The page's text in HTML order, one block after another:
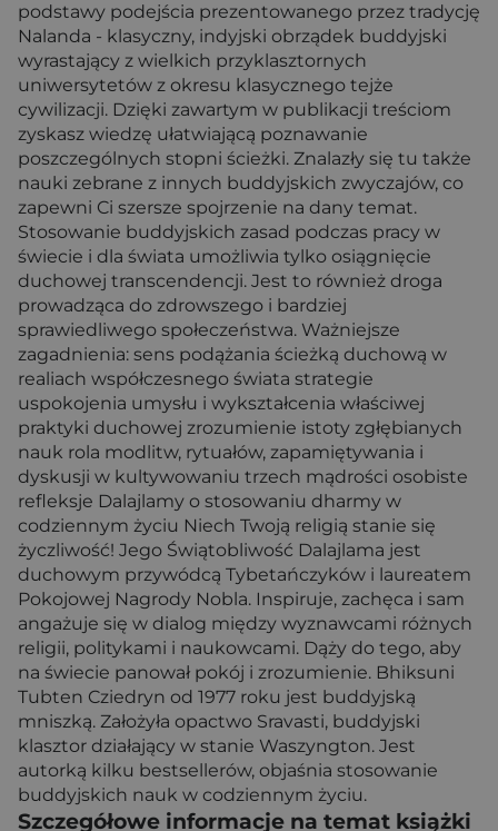
podstawy podejścia prezentowanego przez tradycję
Nalanda - klasyczny, indyjski obrządek buddyjski
wyrastający z wielkich przyklasztornych
uniwersytetów z okresu klasycznego tejże
cywilizacji. Dzięki zawartym w publikacji treściom
zyskasz wiedzę ułatwiającą poznawanie
poszczególnych stopni ścieżki. Znalazły się tu także
nauki zebrane z innych buddyjskich zwyczajów, co
zapewni Ci szersze spojrzenie na dany temat.
Stosowanie buddyjskich zasad podczas pracy w
świecie i dla świata umożliwia tylko osiągnięcie
duchowej transcendencji. Jest to również droga
prowadząca do zdrowszego i bardziej
sprawiedliwego społeczeństwa. Ważniejsze
zagadnienia: sens podążania ścieżką duchową w
realiach współczesnego świata strategie
uspokojenia umysłu i wykształcenia właściwej
praktyki duchowej zrozumienie istoty zgłębianych
nauk rola modlitw, rytuałów, zapamiętywania i
dyskusji w kultywowaniu trzech mądrości osobiste
refleksje Dalajlamy o stosowaniu dharmy w
codziennym życiu Niech Twoją religią stanie się
życzliwość! Jego Świątobliwość Dalajlama jest
duchowym przywódcą Tybetańczyków i laureatem
Pokojowej Nagrody Nobla. Inspiruje, zachęca i sam
angażuje się w dialog między wyznawcami różnych
religii, politykami i naukowcami. Dąży do tego, aby
na świecie panował pokój i zrozumienie. Bhiksuni
Tubten Cziedryn od 1977 roku jest buddyjską
mniszką. Założyła opactwo Sravasti, buddyjski
klasztor działający w stanie Waszyngton. Jest
autorką kilku bestsellerów, objaśnia stosowanie
buddyjskich nauk w codziennym życiu.
Szczegółowe informacje na temat książki